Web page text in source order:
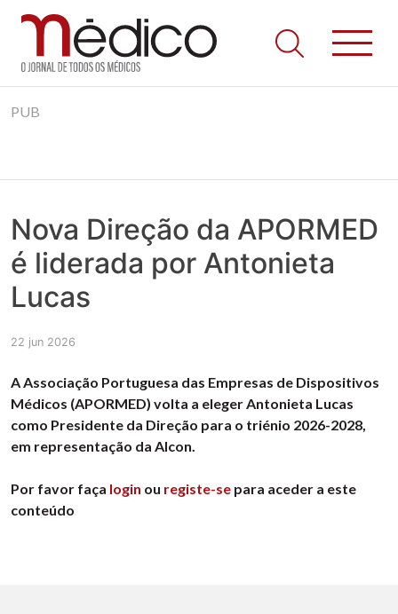
to
Jornal Médico
Médico – O Jornal de Todos os Médicos. Onde as notícias
realmente contam! Tudo o que se passa na Saúde!
PUB
Nova Direção da APORMED
é liderada por Antonieta
Lucas
22 jun 2026
A Associação Portuguesa das Empresas de Dispositivos
Médicos (APORMED) volta a eleger Antonieta Lucas
como Presidente da Direção para o triénio 2026-2028,
em representação da Alcon.
Por favor faça login ou registe-se para aceder a este
conteúdo